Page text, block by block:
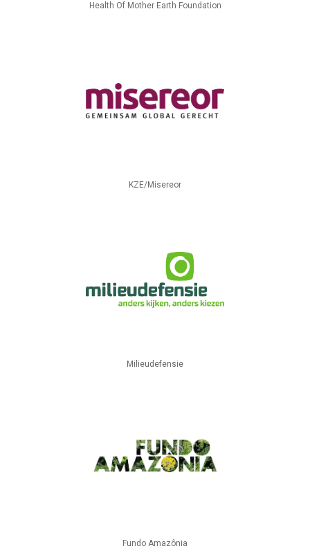
Health Of Mother Earth Foundation
KZE/Misereor
Milieudefensie
Fundo Amazônia